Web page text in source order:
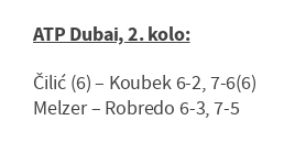
ATP Dubai, 2. kolo:
Čilić (6) – Koubek 6-2, 7-6(6)
Melzer – Robredo 6-3, 7-5